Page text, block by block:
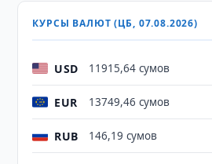
КУРСЫ ВАЛЮТ (ЦБ, 07.08.2026)
USD 11915,64 сумов
EUR 13749,46 сумов
RUB 146,19 сумов